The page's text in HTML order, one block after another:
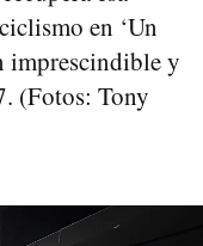
en ‘Un
imprescindible y
(Fotos: Tony